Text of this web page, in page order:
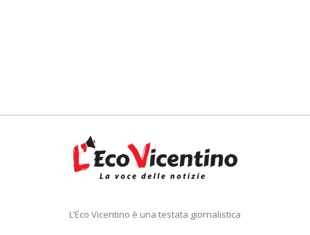
L’Eco Vicentino è una testata giornalistica